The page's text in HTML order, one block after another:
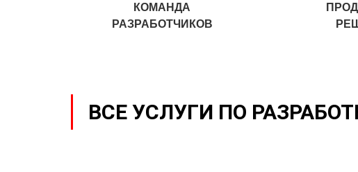
КОМАНДА
РАЗРАБОТЧИКОВ
ВСЕ УСЛУГИ ПО